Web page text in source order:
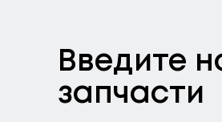
Введите
запчасти